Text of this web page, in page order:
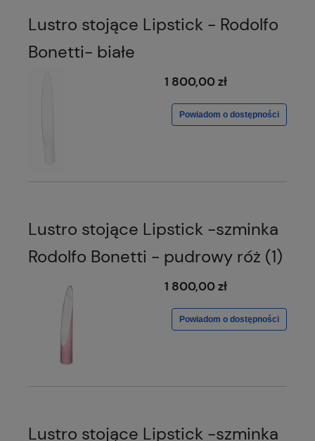
Lustro stojące Lipstick - Rodolfo
Bonetti- białe
1 800,00 zł
Powiadom o dostępności
Lustro stojące Lipstick -szminka
Rodolfo Bonetti - pudrowy róż (1)
1 800,00 zł
Powiadom o dostępności
Lustro stojące Lipstick -szminka